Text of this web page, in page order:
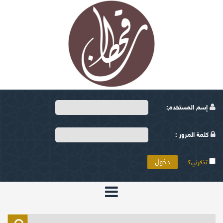
إسم المستخدم:
كلمة المرور :
تذكرني؟